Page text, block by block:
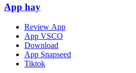
App hay
Review App
App VSCO
Download
App Snapseed
Tiktok